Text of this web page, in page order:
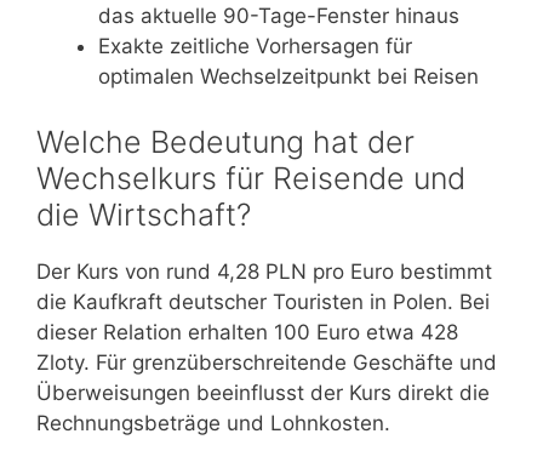
das aktuelle 90-Tage-Fenster hinaus
Exakte zeitliche Vorhersagen für
optimalen Wechselzeitpunkt bei Reisen
Welche Bedeutung hat der
Wechselkurs für Reisende und
die Wirtschaft?
Der Kurs von rund 4,28 PLN pro Euro bestimmt
die Kaufkraft deutscher Touristen in Polen. Bei
dieser Relation erhalten 100 Euro etwa 428
Zloty. Für grenzüberschreitende Geschäfte und
Überweisungen beeinflusst der Kurs direkt die
Rechnungsbeträge und Lohnkosten.